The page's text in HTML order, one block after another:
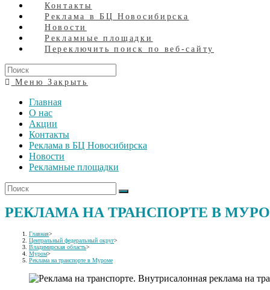
Контакты
Реклама в БЦ Новосибирска
Новости
Рекламные площадки
Переключить поиск по веб-сайту
Меню Закрыть
Главная
О нас
Акции
Контакты
Реклама в БЦ Новосибирска
Новости
Рекламные площадки
РЕКЛАМА НА ТРАНСПОРТЕ В
Главная>
Центральный федеральный округ>
Владимирская область>
Муром>
Реклама на транспорте в Муроме